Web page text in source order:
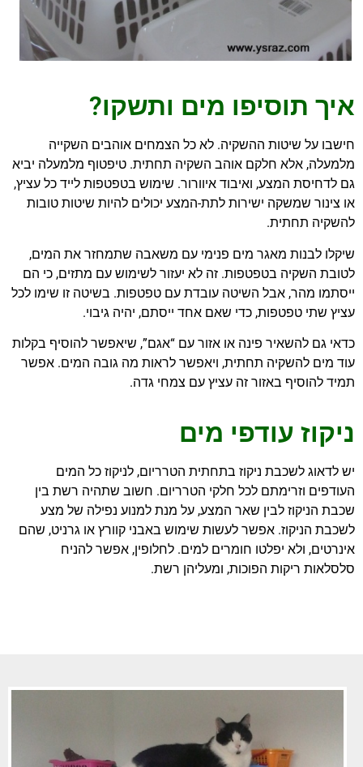
איך תוסיפו מים ותשקו?
חישבו על שיטות ההשקיה. לא כל הצמחים אוהבים השקייה
מלמעלה, אלא חלקם אוהב השקיה תחתית. טיפטוף מלמעלה יביא
גם לדחיסת המצע, ואיבוד איוורור. שימוש בטפטפות לייד כל עציץ,
או צינור שמשקה ישירות לתת-המצע יכולים להיות שיטות טובות
להשקיה תחתית.
שיקלו לבנות מאגר מים פנימי עם משאבה שתמחזר את המים,
לטובת השקיה בטפטפות. זה לא יעזור לשימוש עם מתזים, כי הם
ייסתמו מהר, אבל השיטה עובדת עם טפטפות. בשיטה זו שימו לכל
עציץ שתי טפטפות, כדי שאם אחד ייסתם, יהיה גיבוי.
כדאי גם להשאיר פינה או אזור עם “אגם”, שיאפשר להוסיף בקלות
עוד מים להשקיה תחתית, ויאפשר לראות מה גובה המים. אפשר
תמיד להוסיף באזור זה עציץ עם צמחי גדה.
ניקוז עודפי מים
יש לדאוג לשכבת ניקוז בתחתית הטרריום, לניקוז כל המים
העודפים וזרימתם לכל חלקי הטרריום. חשוב שתהיה רשת בין
שכבת הניקוז לבין שאר המצע, על מנת למנוע נפילה של מצע
לשכבת הניקוז. אפשר לעשות שימוש באבני קוורץ או גרניט, שהם
אינרטים, ולא יפלטו חומרים למים. לחלופין, אפשר להניח
סלסלאות ריקות הפוכות, ומעליהן רשת.